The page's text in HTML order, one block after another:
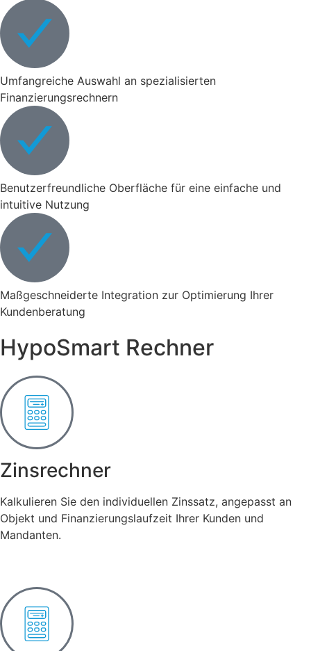
Umfangreiche Auswahl an spezialisierten
Finanzierungsrechnern
Benutzerfreundliche Oberfläche für eine einfache und
intuitive Nutzung
Maßgeschneiderte Integration zur Optimierung Ihrer
Kundenberatung
HypoSmart Rechner
Zinsrechner
Kalkulieren Sie den individuellen Zinssatz, angepasst an
Objekt und Finanzierungslaufzeit Ihrer Kunden und
Mandanten.